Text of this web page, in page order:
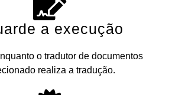
a execução
o tradutor de documentos
realiza a tradução.